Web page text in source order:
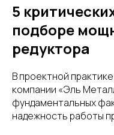
5
подборе
редуктора
В проектной
компании «Эль
фундаментальных
надежность работы